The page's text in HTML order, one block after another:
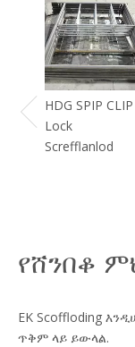
HDG SPIP CLIP
Lock
Screfflanlod
የሸንበቆ
EK Scoffloding
ጥቅም ላይ ይውላል.